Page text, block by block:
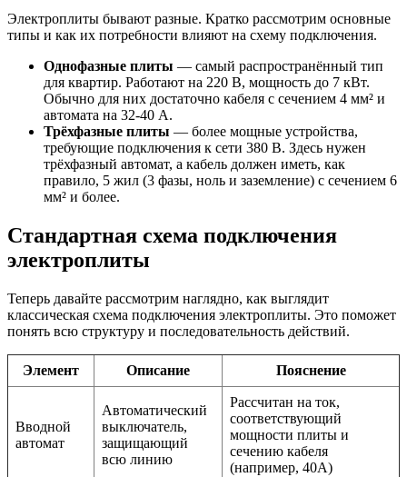
Электроплиты бывают разные. Кратко рассмотрим основные
типы и как их потребности влияют на схему подключения.
Однофазные плиты — самый распространённый тип
для квартир. Работают на 220 В, мощность до 7 кВт.
Обычно для них достаточно кабеля с сечением 4 мм² и
автомата на 32-40 А.
Трёхфазные плиты — более мощные устройства,
требующие подключения к сети 380 В. Здесь нужен
трёхфазный автомат, а кабель должен иметь, как
правило, 5 жил (3 фазы, ноль и заземление) с сечением 6
мм² и более.
Стандартная схема подключения
электроплиты
Теперь давайте рассмотрим наглядно, как выглядит
классическая схема подключения электроплиты. Это поможет
понять всю структуру и последовательность действий.
Элемент Описание Пояснение
Вводной
автомат
Автоматический
выключатель,
защищающий
всю линию
Рассчитан на ток,
соответствующий
мощности плиты и
сечению кабеля
(например, 40А)